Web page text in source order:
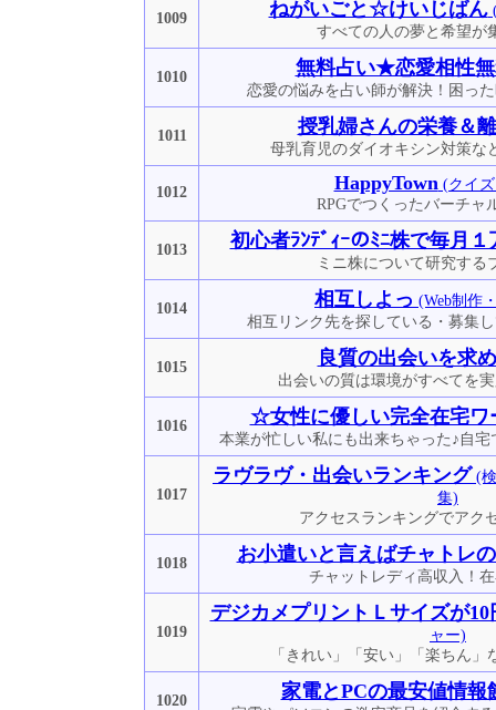
1009 ねがいごと☆けいじばん(
すべての人の夢と希望が
1010 無料占い★恋愛相性
恋愛の悩みを占い師が解決！困っ
1011 授乳婦さんの栄養＆
母乳育児のダイオキシン対策な
1012 HappyTown(クイズ
RPGでつくったバーチャ
1013 初心者ﾗﾝﾃﾞｨｰのﾐﾆ株で毎月
ミニ株について研究する
1014 相互しよっ (Web制作
相互リンク先を探している・募集
1015 良質の出会いを求
出会いの質は環境がすべてを
1016 ☆女性に優しい完全在宅
本業が忙しい私にも出来ちゃった♪自
1017
ラヴラヴ・出会いランキング (
集)
アクセスランキングでアク
1018 お小遣いと言えばチャトレ
チャットレディ高収入！
1019
デジカメプリントＬサイズが10
ャー)
「きれい」「安い」「楽ちん」
1020 家電とPCの最安値情報